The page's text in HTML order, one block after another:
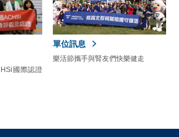
國際認證
單位訊息
樂活節攜手與腎友們快樂健走